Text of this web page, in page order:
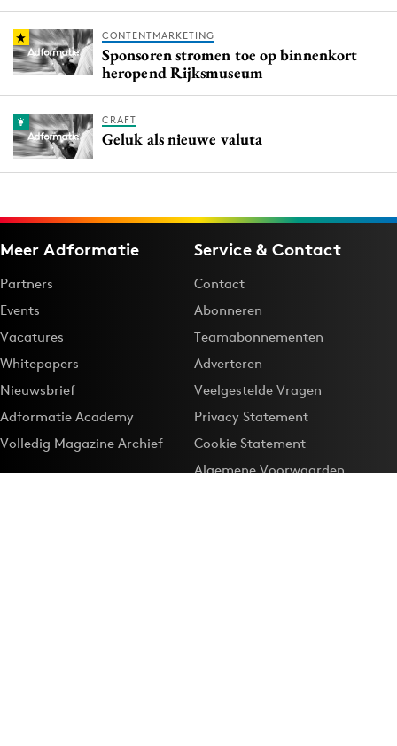
CONTENTMARKETING
Sponsoren stromen toe op binnenkort
heropend Rijksmuseum
CRAFT
Geluk als nieuwe valuta
Meer Adformatie
Partners
Events
Vacatures
Whitepapers
Nieuwsbrief
Adformatie Academy
Volledig Magazine Archief
Service & Contact
Contact
Abonneren
Teamabonnementen
Adverteren
Veelgestelde Vragen
Privacy Statement
Cookie Statement
Algemene Voorwaarden